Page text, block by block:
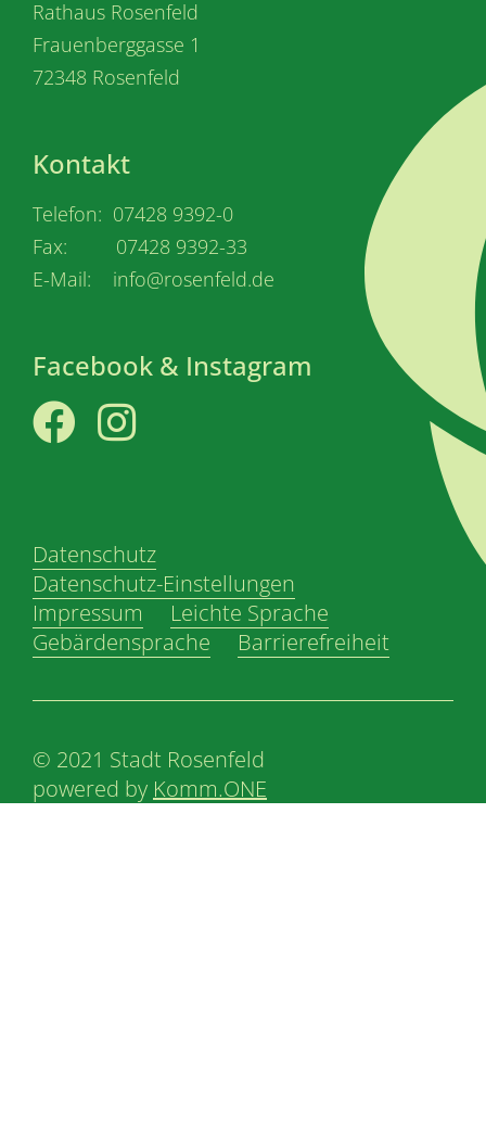
Rathaus Rosenfeld
Frauenberggasse 1
72348 Rosenfeld
Kontakt
Telefon: 07428 9392-0
Fax: 07428 9392-33
E-Mail: info@rosenfeld.de
Facebook & Instagram
Datenschutz
Datenschutz-Einstellungen
Impressum
Leichte Sprache
Gebärdensprache
Barrierefreiheit
© 2021 Stadt Rosenfeld
powered by Komm.ONE